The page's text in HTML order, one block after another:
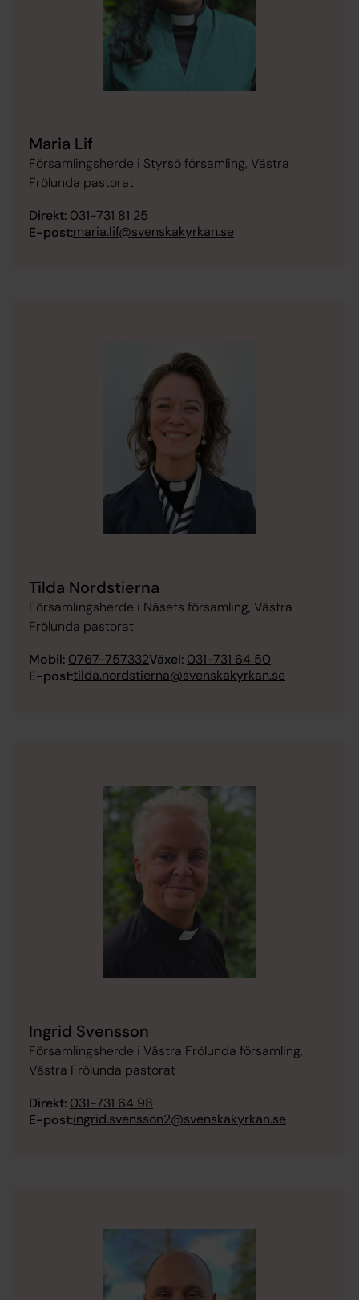
Maria Lif
Församlingsherde i Styrsö församling, Västra
Frölunda pastorat
Direkt: 031-731 81 25
E-post:maria.lif@svenskakyrkan.se
Tilda Nordstierna
Församlingsherde i Näsets församling, Västra
Frölunda pastorat
Mobil: 0767-757332Växel: 031-731 64 50
E-post:tilda.nordstierna@svenskakyrkan.se
Ingrid Svensson
Församlingsherde i Västra Frölunda församling,
Västra Frölunda pastorat
Direkt: 031-731 64 98
E-post:ingrid.svensson2@svenskakyrkan.se